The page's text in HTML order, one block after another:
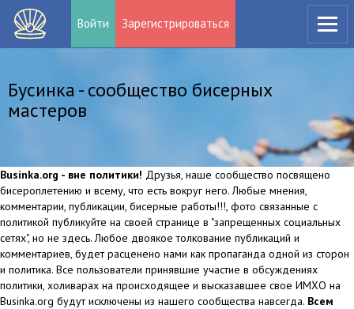
Войти Зарегистрироваться
Бусинка - сообщество бисерных
мастеров
Businka.org - вне политики! Друзья, наше сообщество посвящено
бисероплетению и всему, что есть вокруг него. Любые мнения,
комментарии, публикации, бисерные работы!!!, фото связанные с
политикой публикуйте на своей странице в "запрещенных социальных
сетях", но не здесь. Любое двоякое толкование публикаций и
комментариев, будет расценено нами как пропаганда одной из сторон
и политика. Все пользователи принявшие участие в обсуждениях
политики, холиварах на происходящее и высказавшее свое ИМХО на
Businka.org будут исключены из нашего сообщества навсегда. Всем